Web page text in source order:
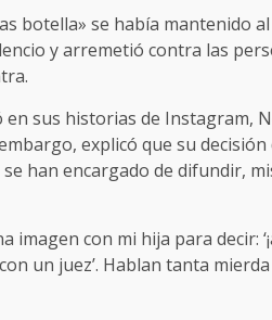
botella» se había mantenido
y arremetió contra las
en sus historias de Instagram,
explicó que su
han encargado de difundir,
imagen con mi hija para decir:
un juez’. Hablan tanta